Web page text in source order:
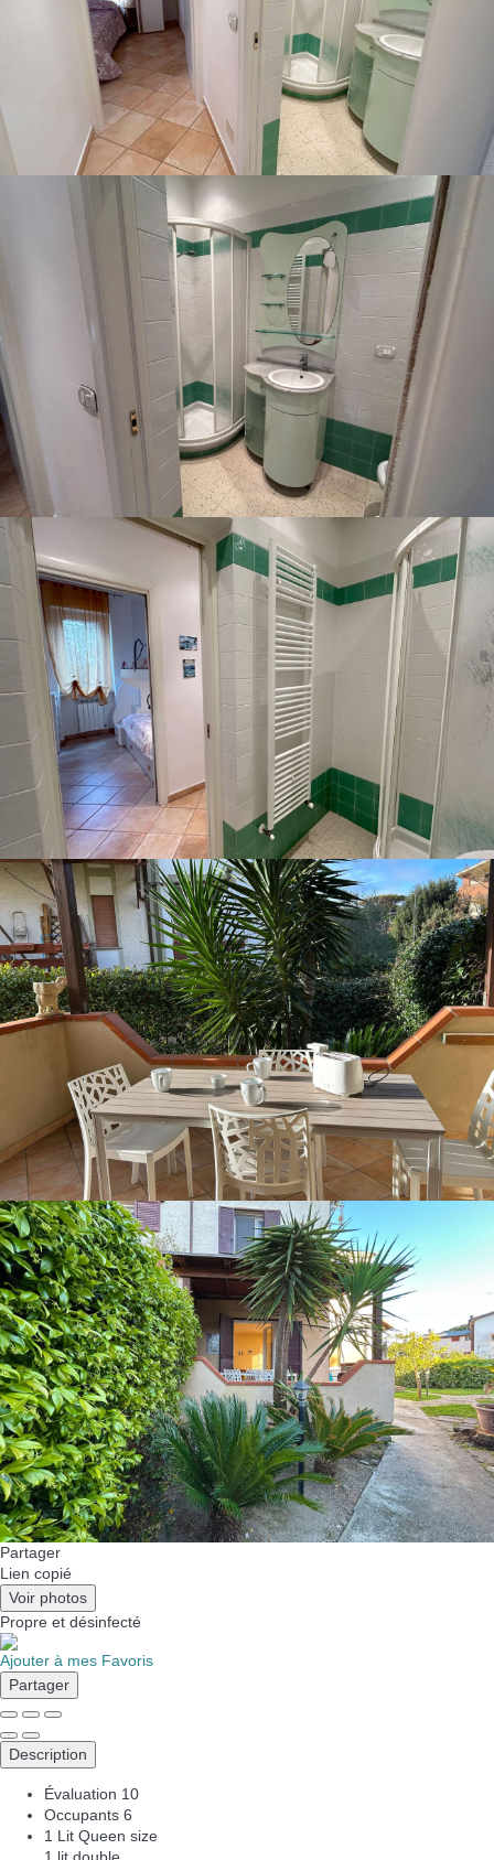
Partager
Lien copié
Voir photos
Propre et désinfecté
Ajouter à mes Favoris
Partager
Description
Évaluation 10
Occupants 6
1 Lit Queen size